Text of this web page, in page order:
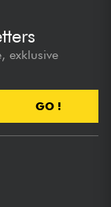
exklusive
GO !